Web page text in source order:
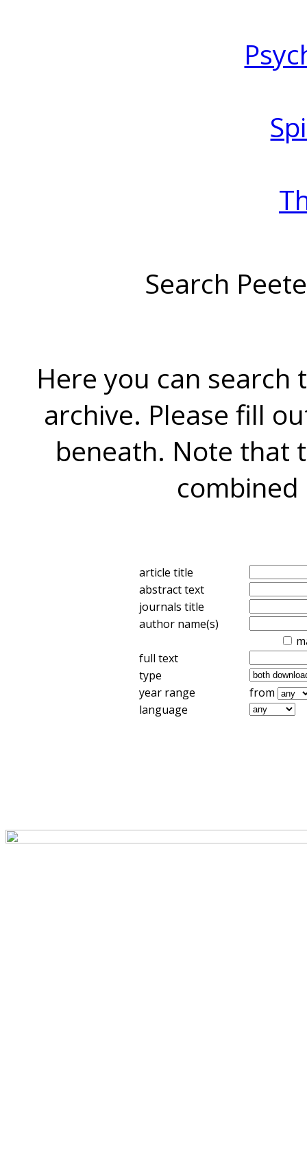
Search
Here you can search
archive. Please fill
beneath. Note that
combined
article title
abstract text
journals title
author name(s)
full text
type
year range
from
language